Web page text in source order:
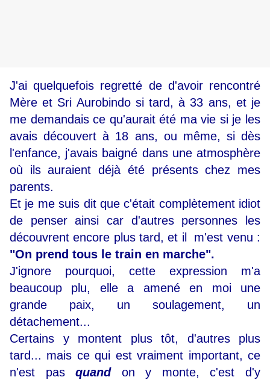
J'ai quelquefois regretté de d'avoir rencontré
Mère et Sri Aurobindo si tard, à 33 ans, et je
me demandais ce qu'aurait été ma vie si je les
avais découvert à 18 ans, ou même, si dès
l'enfance, j'avais baigné dans une atmosphère
où ils auraient déjà été présents chez mes
parents.
Et je me suis dit que c'était complètement idiot
de penser ainsi car d'autres personnes les
découvrent encore plus tard, et il m'est venu :
"On prend tous le train en marche".
J'ignore pourquoi, cette expression m'a
beaucoup plu, elle a amené en moi une
grande paix, un soulagement, un
détachement...
Certains y montent plus tôt, d'autres plus
tard... mais ce qui est vraiment important, ce
n'est pasquandon y monte, c'est d'y